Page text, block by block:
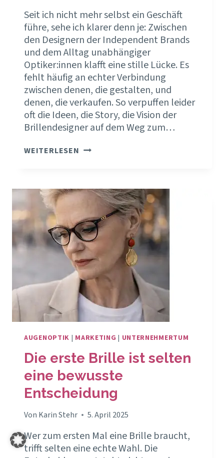
Seit ich nicht mehr selbst ein Geschäft
führe, sehe ich klarer denn je: Zwischen
den Designern der Independent Brands
und dem Alltag unabhängiger
Optiker:innen klafft eine stille Lücke. Es
fehlt häufig an echter Verbindung
zwischen denen, die gestalten, und
denen, die verkaufen. So verpuffen leider
oft die Ideen, die Story, die Vision der
Brillendesigner auf dem Weg zum…
WEITERLESEN EYEWEAR
–
WELTEN?
AUGENOPTIK | MARKETING | UNTERNEHMERTUM
Die erste Brille ist selten
eine bewusste
Entscheidung
Von Karin Stehr 5. April 2025
Wer zum ersten Mal eine Brille braucht,
trifft selten eine echte Wahl. Die